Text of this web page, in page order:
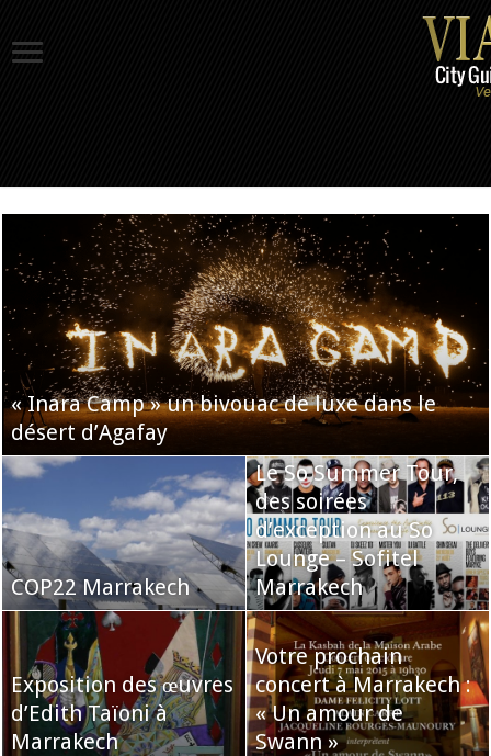
« Inara Camp » un bivouac de luxe dans le
désert d’Agafay
COP22 Marrakech
Le So Summer Tour,
des soirées
d’exception au So
Lounge – Sofitel
Marrakech
Exposition des œuvres
d’Edith Taïoni à
Marrakech
Votre prochain
concert à Marrakech :
« Un amour de
Swann »